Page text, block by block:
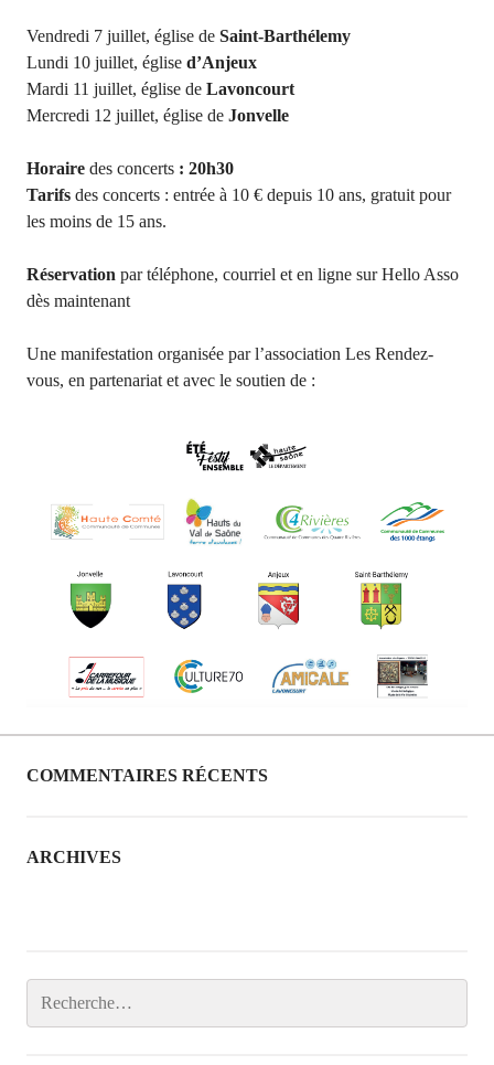
Vendredi 7 juillet, église de Saint-Barthélemy
Lundi 10 juillet, église d’Anjeux
Mardi 11 juillet, église de Lavoncourt
Mercredi 12 juillet, église de Jonvelle
Horaire des concerts : 20h30
Tarifs des concerts : entrée à 10 € depuis 10 ans, gratuit pour
les moins de 15 ans.
Réservation par téléphone, courriel et en ligne sur Hello Asso
dès maintenant
Une manifestation organisée par l’association Les Rendez-
vous, en partenariat et avec le soutien de :
COMMENTAIRES RÉCENTS
ARCHIVES